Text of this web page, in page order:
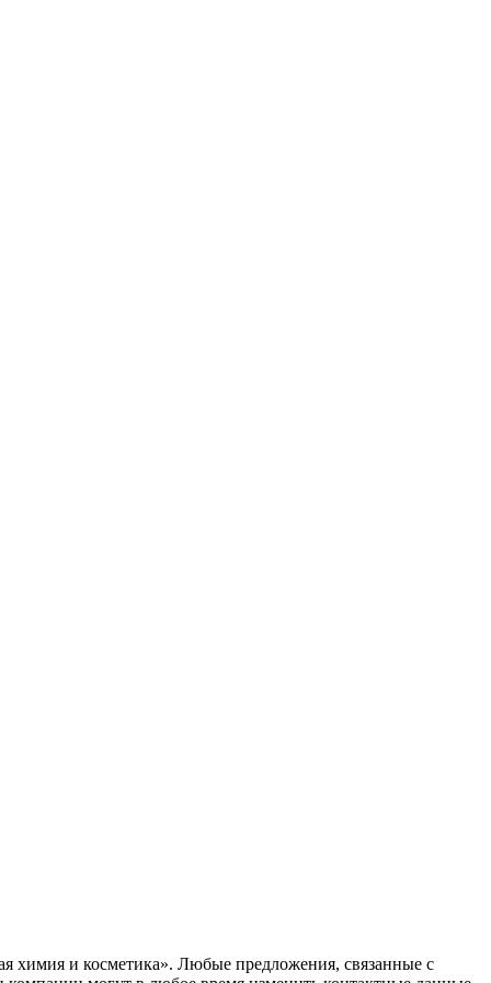
химия и косметика». Любые предложения, связанные с